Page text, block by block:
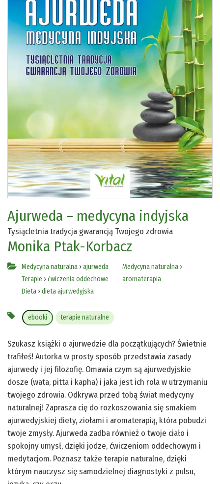
Ajurweda – medycyna indyjska
Tysiącletnia tradycja gwarancją Twojego zdrowia
Monika Ptak-Korbacz
Medycyna naturalna › ajurweda
Terapie › ćwiczenia oddechowe
Dieta › dieta ajurwedyjska
Medycyna naturalna›
aromaterapia
ebooki terapie naturalne
Szukasz książki o ajurwedzie dla początkujących? Świetnie
trafiłeś! Autorka w prosty sposób przedstawia zasady
ajurwedy i jej filozofię. Omawia czym są ajurwedyjskie
dosze (wata, pitta i kapha) i jaka jest ich rola w utrzymaniu
twojego zdrowia. Odkrywa przed tobą świat medycyny
naturalnej! Zaprasza cię do rozkoszowania się smakiem
ajurwedyjskiej diety, ziołami i aromaterapią, która pobudzi
twoje zmysły. Ajurweda zadba również o twoje ciało i
spokojny umysł, dzięki jodze, ćwiczeniom oddechowym i
medytacjom. Poznasz także terapie naturalne, dzięki
którym nauczysz się samodzielnej diagnostyki z pulsu,